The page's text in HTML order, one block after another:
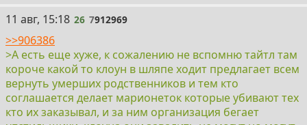
26
11 авг, 15:18 26 7912969
>>906386
>А есть еще хуже, к сожалению не вспомню тайтл там
короче какой то клоун в шляпе ходит предлагает всем
вернуть умерших родственников и тем кто
соглашается делает марионеток которые убивают тех
кто их заказывал, и за ним организация бегает